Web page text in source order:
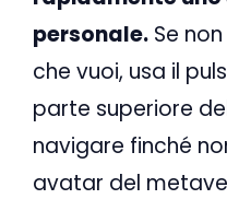
personale. Se
che vuoi, usa il
parte superiore
navigare finché
avatar del